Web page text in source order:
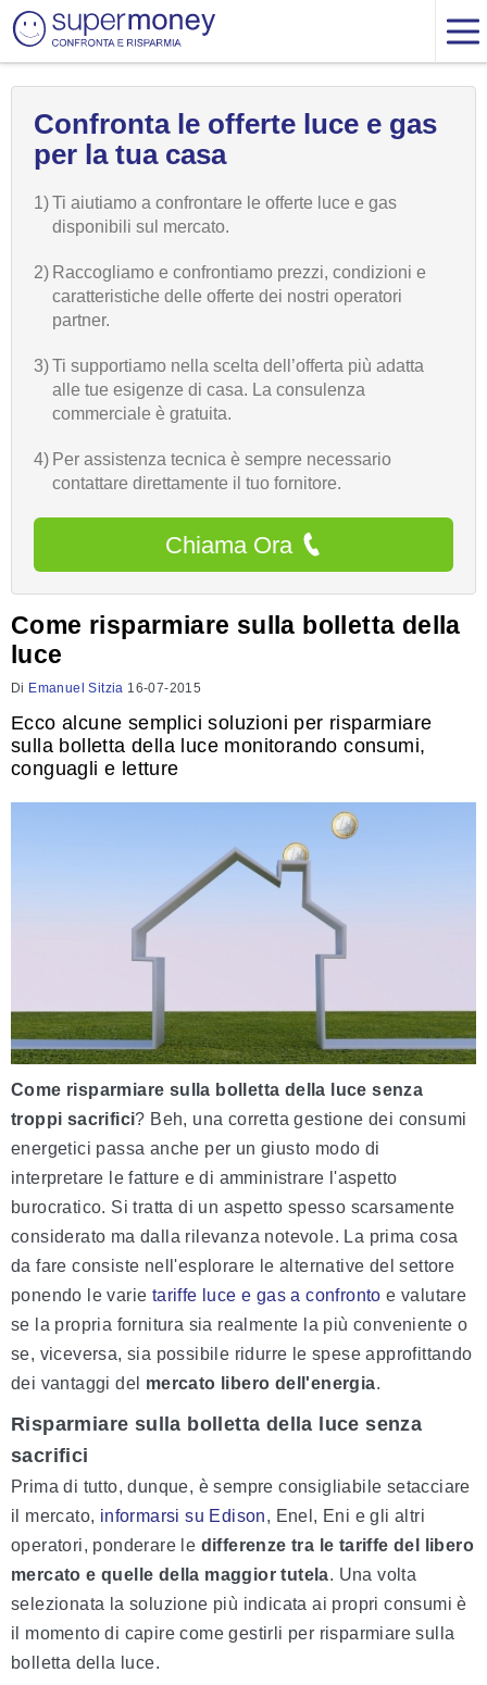
Confronta le offerte luce e gas
per la tua casa
1)Ti aiutiamo a confrontare le offerte luce e gas
disponibili sul mercato.
2) Raccogliamo e confrontiamo prezzi, condizioni e
caratteristiche delle offerte dei nostri operatori
partner.
3)Ti supportiamo nella scelta dell’offerta più adatta
alle tue esigenze di casa. La consulenza
commerciale è gratuita.
4) Per assistenza tecnica è sempre necessario
contattare direttamente il tuo fornitore.
Chiama Ora
Come risparmiare sulla bolletta della
luce
Di Emanuel Sitzia 16-07-2015
Ecco alcune semplici soluzioni per risparmiare
sulla bolletta della luce monitorando consumi,
conguagli e letture
Come risparmiare sulla bolletta della luce senza
troppi sacrifici? Beh, una corretta gestione dei consumi
energetici passa anche per un giusto modo di
interpretare le fatture e di amministrare l'aspetto
burocratico. Si tratta di un aspetto spesso scarsamente
considerato ma dalla rilevanza notevole. La prima cosa
da fare consiste nell'esplorare le alternative del settore
ponendo le varie tariffe luce e gas a confronto e valutare
se la propria fornitura sia realmente la più conveniente o
se, viceversa, sia possibile ridurre le spese approfittando
dei vantaggi del mercato libero dell'energia.
Risparmiare sulla bolletta della luce senza
sacrifici
Prima di tutto, dunque, è sempre consigliabile setacciare
il mercato, informarsi su Edison, Enel, Eni e gli altri
operatori, ponderare le differenze tra le tariffe del libero
mercato e quelle della maggior tutela. Una volta
selezionata la soluzione più indicata ai propri consumi è
il momento di capire come gestirli per risparmiare sulla
bolletta della luce.